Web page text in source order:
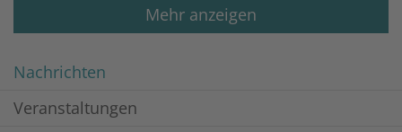
Mehr anzeigen
Nachrichten
Veranstaltungen